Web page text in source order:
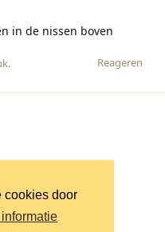
cookies door
informatie
in de nissen boven
Reageren
.